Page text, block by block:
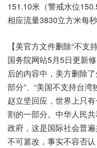
151.10米（警戒水位
相应流量3830立方米每秒
【美官方文件删除“不支
国务院网站5月5日更新
后的内容中，美方删除
部分”、“美国不支持台湾
赵立坚回应，世界上只
割的一部分。中华人民
政府，这是国际社会普
不可篡改，事实不容否